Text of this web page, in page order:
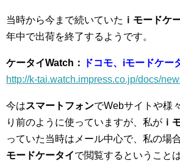
当時から今まで続いていた ｉモードケ
年中で出荷を終了するようです。
ケータイWatch：
ドコモ、iモードケー
http://k-tai.watch.impress.co.jp/docs/
今はスマートフォンでWebサイトや様
り前のように使っていますが、私が ｉ
っていた当時はメール中心で、私の場
モードケータイで閲覧するということ